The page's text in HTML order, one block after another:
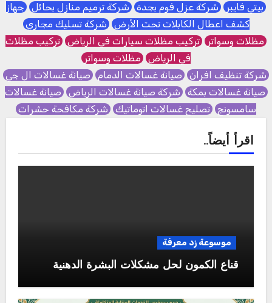
بيتي فايبر شركة عزل فوم بجدة شركة ترميم منازل بحائل جهاز
كشف اعطال الكابلات تحت الأرض شركة تسليك مجاري
مظلات وسواتر تركيب مظلات سيارات في الرياض تركيب مظلات
في الرياض مظلات وسواتر
شركة تنظيف افران صيانة غسالات الدمام صيانة غسالات ال جي
صيانة غسالات بمكة شركة صيانة غسالات الرياض صيانة غسالات
سامسونج تصليح غسالات اتوماتيك شركة مكافحة حشرات
اقرأ أيضاً..
موسوعة زد معرفة
قناع الكمون لحل مشكلات البشرة الدهنية